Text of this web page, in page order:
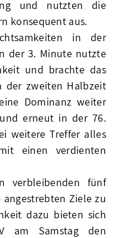
und nutzten die
konsequent aus.
in der
der 3. Minute nutzte
und brachte das
der zweiten Halbzeit
Dominanz weiter
erneut in der 76.
weitere Treffer alles
einen verdienten
verbleibenden fünf
Ziele zu
dazu bieten sich
am Samstag den